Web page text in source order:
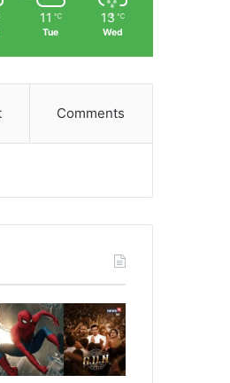
11 ℃
Tue
13 ℃
Wed
Comments